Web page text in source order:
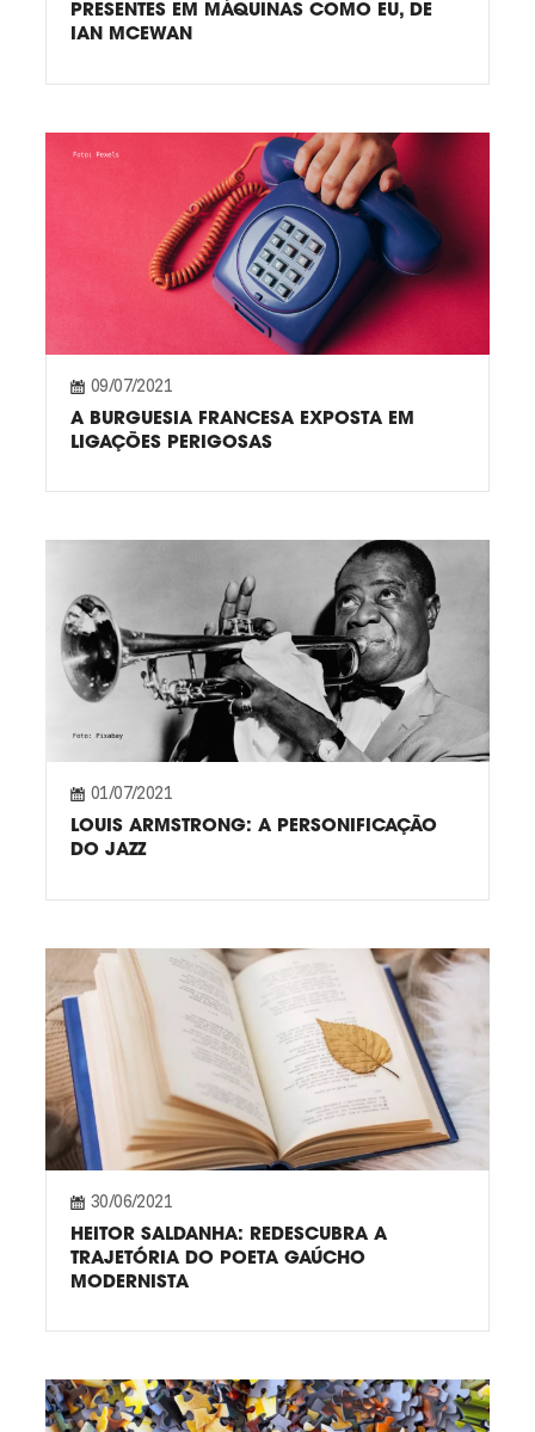
PRESENTES EM MÁQUINAS COMO EU, DE
IAN MCEWAN
09/07/2021
A BURGUESIA FRANCESA EXPOSTA EM
LIGAÇÕES PERIGOSAS
01/07/2021
LOUIS ARMSTRONG: A PERSONIFICAÇÃO
DO JAZZ
30/06/2021
HEITOR SALDANHA: REDESCUBRA A
TRAJETÓRIA DO POETA GAÚCHO
MODERNISTA